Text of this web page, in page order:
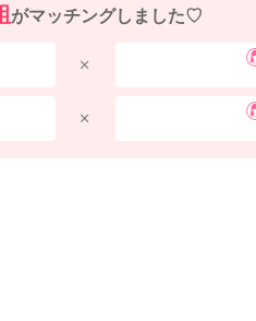
がマッチングしました♡